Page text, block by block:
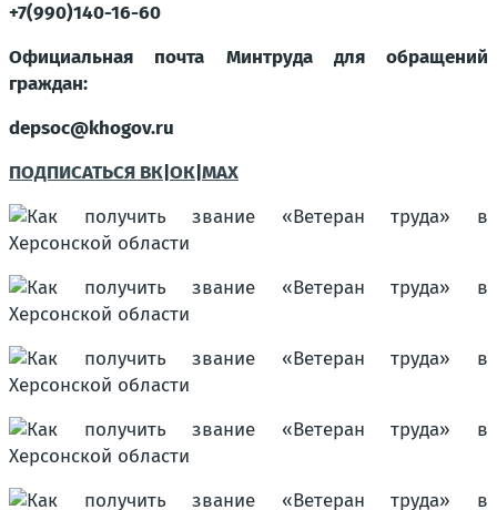
+7(990)140-16-60
Официальная почта Минтруда для обращений
граждан:
depsoc@khogov.ru
ПОДПИСАТЬСЯ ВК ОК МАХ